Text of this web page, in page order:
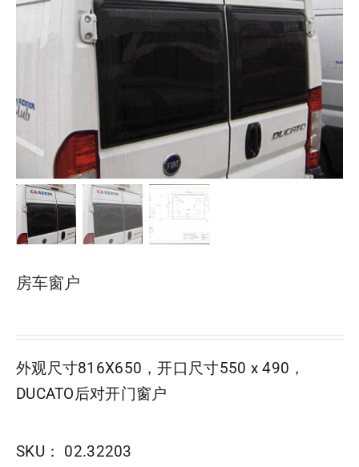
Fiat Ducato零件
使用指南
联系我们
房车窗户
外观尺寸816X650，开口尺寸550 x 490，
DUCATO后对开门窗户
SKU： 02.32203